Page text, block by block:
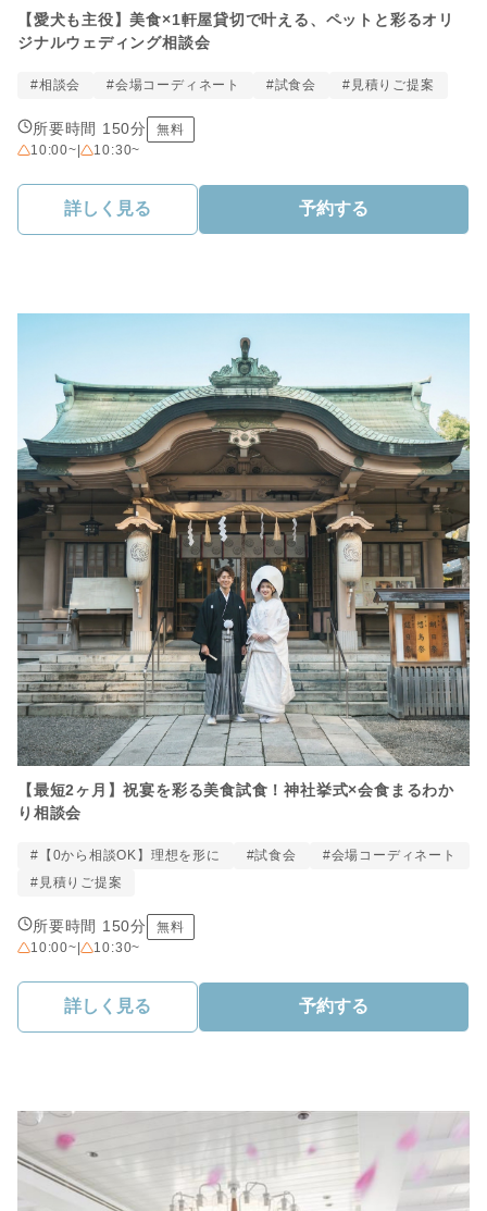
【愛犬も主役】美食×1軒屋貸切で叶える、ペットと彩るオリ
ジナルウェディング相談会
#相談会 #会場コーディネート #試食会 #見積りご提案
所要時間 150分
無料
10:00~| 10:30~
詳しく見る 予約する
【最短2ヶ月】祝宴を彩る美食試食！神社挙式×会食まるわか
り相談会
#【0から相談OK】理想を形に #試食会
#会場コーディネート
#見積りご提案
所要時間 150分
無料
10:00~| 10:30~
詳しく見る 予約する